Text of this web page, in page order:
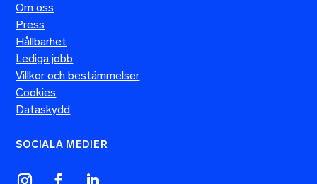
Om oss
Press
Hållbarhet
Lediga jobb
Villkor och bestämmelser
Cookies
Dataskydd
SOCIALA MEDIER